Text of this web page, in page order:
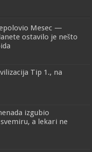
Mesec —
ostavilo je nešto
Tip 1., na
izgubio
a lekari ne